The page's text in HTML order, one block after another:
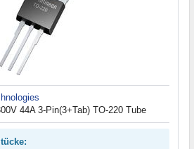
44A 3-Pin(3+Tab) TO-220 Tube